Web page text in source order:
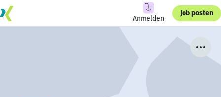
Anmelden
Job posten